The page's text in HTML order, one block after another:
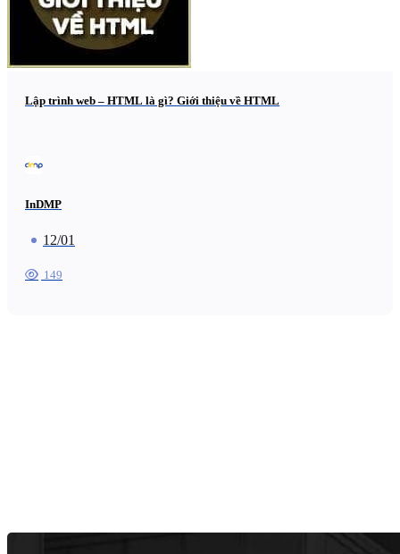
Lập trình web – HTML là gì? Giới thiệu về HTML
InDMP
12/01
149